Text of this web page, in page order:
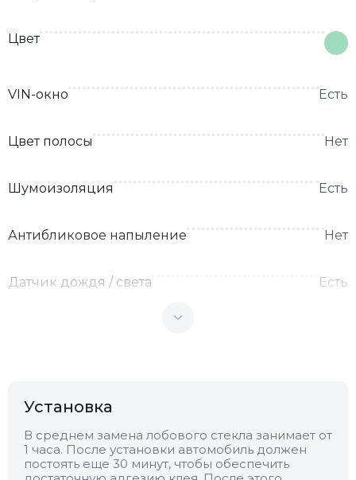
Цвет
VIN-окно Есть
Цвет полосы Нет
Шумоизоляция Есть
Антибликовое напыление Нет
Датчик дождя / света Есть
Обогрев
Установка
В среднем замена лобового стекла занимает от
1 часа. После установки автомобиль должен
постоять еще 30 минут, чтобы обеспечить